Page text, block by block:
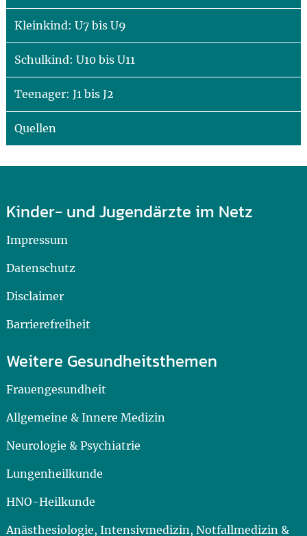
Kleinkind: U7 bis U9
Schulkind: U10 bis U11
Teenager: J1 bis J2
Quellen
Kinder- und Jugendärzte im Netz
Impressum
Datenschutz
Disclaimer
Barrierefreiheit
Weitere Gesundheitsthemen
Frauengesundheit
Allgemeine & Innere Medizin
Neurologie & Psychiatrie
Lungenheilkunde
HNO-Heilkunde
Anästhesiologie, Intensivmedizin, Notfallmedizin &